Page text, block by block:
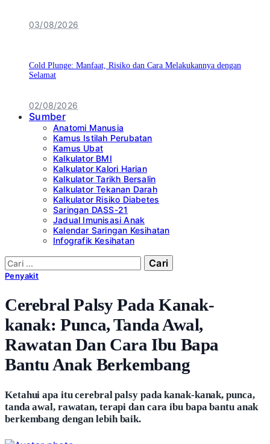
03/08/2026
Cold Plunge: Manfaat, Risiko dan Cara Melakukannya dengan
Selamat
02/08/2026
Sumber
Anatomi Manusia
Kamus Istilah Perubatan
Kamus Ubat
Kalkulator BMI
Kalkulator Kalori Harian
Kalkulator Tarikh Bersalin
Kalkulator Tekanan Darah
Kalkulator Risiko Diabetes
Saringan DASS-21
Jadual Imunisasi Anak
Kalendar Saringan Kesihatan
Infografik Kesihatan
Cari:
Penyakit
Cerebral Palsy Pada Kanak-
kanak: Punca, Tanda Awal,
Rawatan Dan Cara Ibu Bapa
Bantu Anak Berkembang
Ketahui apa itu cerebral palsy pada kanak-kanak, punca,
tanda awal, rawatan, terapi dan cara ibu bapa bantu anak
berkembang dengan lebih baik.